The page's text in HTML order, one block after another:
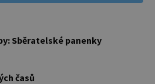
Sběratelské panenky
časů